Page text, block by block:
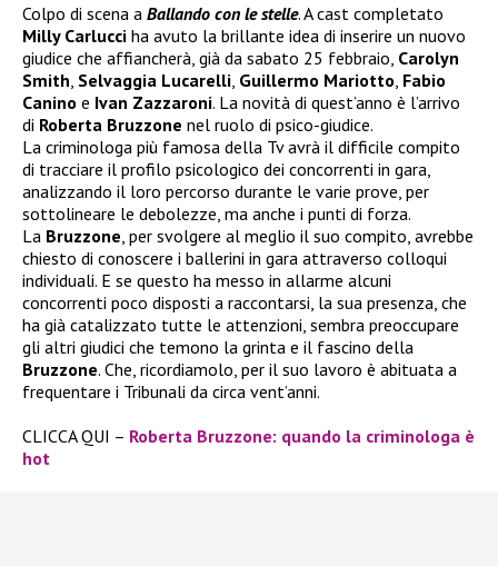
Colpo di scena a Ballando con le stelle. A cast completato
Milly Carlucci ha avuto la brillante idea di inserire un nuovo
giudice che affiancherà, già da sabato 25 febbraio, Carolyn
Smith Selvaggia Lucarelli Guillermo Mariotto Fabio
Canino e Ivan Zazzaroni. La novità di quest’anno è l’arrivo
di Roberta Bruzzone nel ruolo di psico-giudice.
La criminologa più famosa della Tv avrà il difficile compito
di tracciare il profilo psicologico dei concorrenti in gara,
analizzando il loro percorso durante le varie prove, per
sottolineare le debolezze, ma anche i punti di forza.
La Bruzzone , per svolgere al meglio il suo compito, avrebbe
chiesto di conoscere i ballerini in gara attraverso colloqui
individuali. E se questo ha messo in allarme alcuni
concorrenti poco disposti a raccontarsi, la sua presenza, che
ha già catalizzato tutte le attenzioni, sembra preoccupare
gli altri giudici che temono la grinta e il fascino della
Bruzzone. Che, ricordiamolo, per il suo lavoro è abituata a
frequentare i Tribunali da circa vent’anni.
CLICCA QUI – Roberta Bruzzone: quando la criminologa è
hot